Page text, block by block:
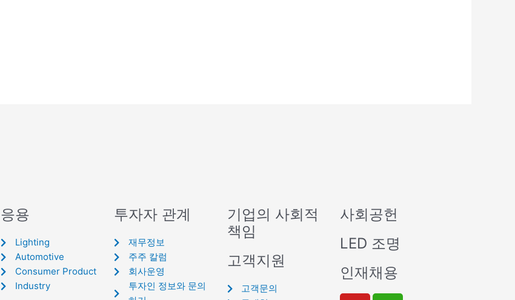
응용
Lighting
Automotive
Consumer Product
Industry
투자자 관계
재무정보
주주 칼럼
회사운영
투자인 정보와 문의
기업의 사회적
책임
고객지원
고객문의
사회공헌
LED 조명
인재채용